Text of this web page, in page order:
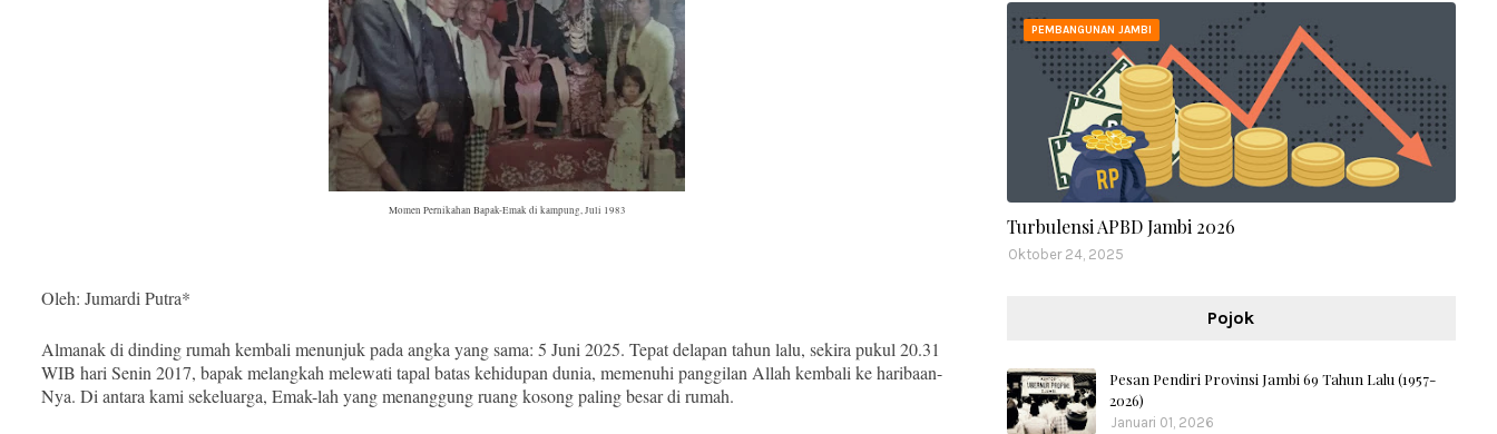
Momen Pernikahan Bapak-Emak di kampung, Juli 1983
Oleh: Jumardi Putra*
Almanak di dinding rumah kembali menunjuk pada angka yang sama: 5 Juni 2025. Tepat delapan tahun lalu, sekira pukul 20.31
WIB hari Senin 2017, bapak melangkah melewati tapal batas kehidupan dunia, memenuhi panggilan Allah kembali ke haribaan-
Nya. Di antara kami sekeluarga, Emak-lah yang menanggung ruang kosong paling besar di rumah.
PEMBANGUNAN JAMBI
Turbulensi APBD Jambi 2026
Oktober 24, 2025
Pojok
Pesan Pendiri Provinsi Jambi 69 Tahun Lalu (1957-
2026)
Januari 01, 2026